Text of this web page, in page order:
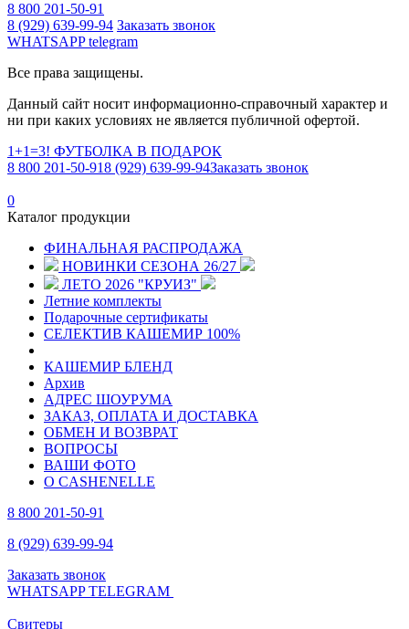
8 800 201-50-91
8 (929) 639-99-94 Заказать звонок
WHATSAPPtelegram
Все права защищены.
Данный сайт носит информационно-справочный характер и
ни при каких условиях не является публичной офертой.
1+1=3! ФУТБОЛКА В ПОДАРОК
8 800 201-50-918 (929) 639-99-94Заказать звонок
0
Каталог продукции
ФИНАЛЬНАЯ РАСПРОДАЖА
НОВИНКИ СЕЗОНА 26/27
ЛЕТО 2026 "КРУИЗ"
Летние комплекты
Подарочные сертификаты
СЕЛЕКТИВ КАШЕМИР 100%
КАШЕМИР БЛЕНД
Архив
АДРЕС ШОУРУМА
ЗАКАЗ, ОПЛАТА И ДОСТАВКА
ОБМЕН И ВОЗВРАТ
ВОПРОСЫ
ВАШИ ФОТО
О CASHENELLE
8 800 201-50-91
8 (929) 639-99-94
Заказать звонок
WHATSAPPTELEGRAM
Свитеры